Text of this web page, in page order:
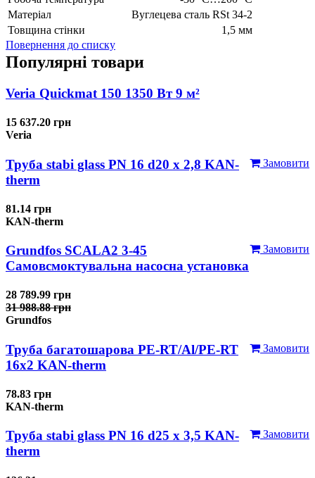
Матеріал
Вуглецева сталь RSt 34-2
Товщина стінки
1,5 мм
Повернення до списку
Популярні товари
Veria Quickmat 150 1350 Вт 9 м²
15 637.20 грн
Veria
Замовити
Труба stabi glass PN 16 d20 х 2,8 KAN-
therm
81.14 грн
KAN-therm
Замовити
Grundfos SCALA2 3-45
Самовсмоктувальна насосна установка
28 789.99 грн
31 988.88 грн
Grundfos
Замовити
Труба багатошарова PE-RT/Al/PE-RT
16x2 KAN-therm
78.83 грн
KAN-therm
Замовити
Труба stabi glass PN 16 d25 х 3,5 KAN-
therm